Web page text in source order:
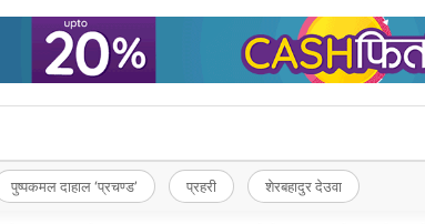
पुष्पकमल दाहाल ‘प्रचण्ड’ प्रहरी शेरबहादुर देउवा